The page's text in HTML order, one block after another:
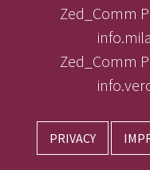
Zed_Comm
Zed_Comm
PRIVACY